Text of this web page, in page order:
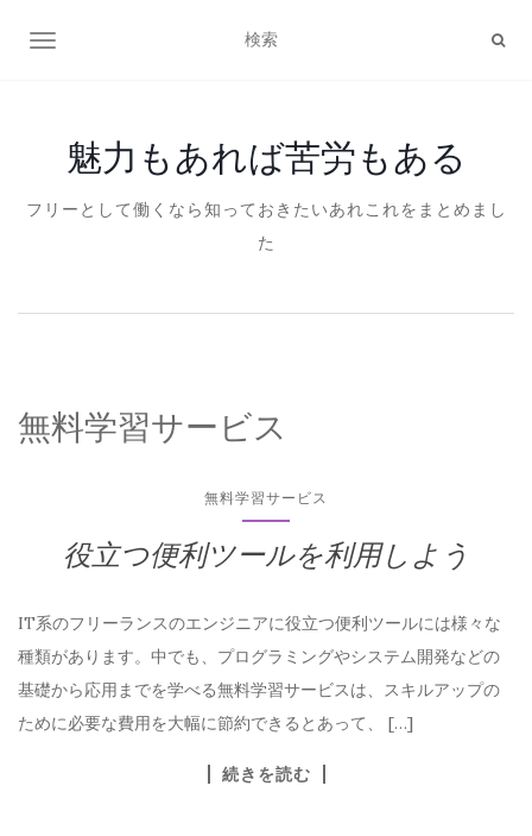
ナビゲーション切り替え
魅力もあれば苦労もある
フリーとして働くなら知っておきたいあれこれをまとめまし
た
無料学習サービス
無料学習サービス
役立つ便利ツールを利用しよう
IT系のフリーランスのエンジニアに役立つ便利ツールには様々な
種類があります。中でも、プログラミングやシステム開発などの
基礎から応用までを学べる無料学習サービスは、スキルアップの
ために必要な費用を大幅に節約できるとあって、 […]
続きを読む